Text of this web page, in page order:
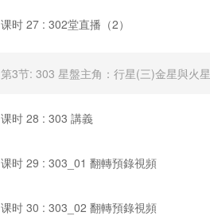
课时 27 : 302堂直播（2）
第3节: 303 星盤主角：行星(三)金星與火星
课时 28 : 303 講義
课时 29 : 303_01 翻轉預錄視頻
课时 30 : 303_02 翻轉預錄視頻